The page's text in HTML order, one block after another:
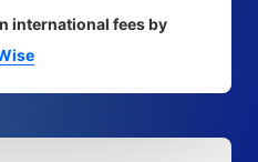
international fees by